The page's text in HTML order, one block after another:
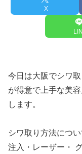
X
今日は大阪でシワ
が得意で上手な美
します。
シワ取り方法につ
注入・レーザー・